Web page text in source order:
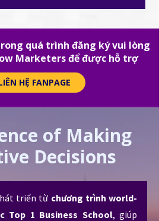
quá trình đăng ký vui lòng
Marketers để được hỗ trợ
HỆ FANPAGE
of Making
Decisions
triển từ chương trình world-
Top 1 Business School, giúp